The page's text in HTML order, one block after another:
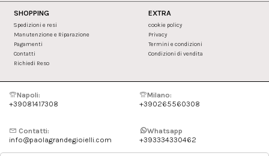
SHOPPING
Spedizioni e resi
Manutenzione e Riparazione
Pagamenti
Contatti
Richiedi Reso
EXTRA
cookie policy
Privacy
Termini e condizioni
Condizioni di vendita
Napoli:
+39081417308
Milano:
+390265560308
Contatti:
info@paolagrandegioielli.com
Whatsapp
+393334330462